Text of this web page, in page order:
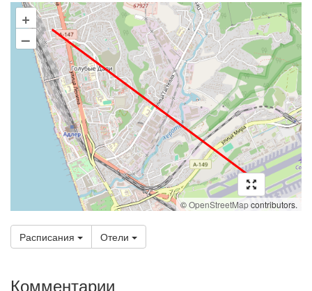
+
–
©OpenStreetMapcontributors.
Расписания Отели
Комментарии